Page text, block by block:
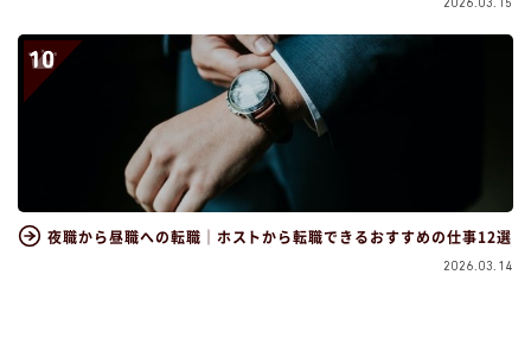
2026.03.15
夜職から昼職への転職｜ホストから転職できるおすすめの仕事12選
2026.03.14